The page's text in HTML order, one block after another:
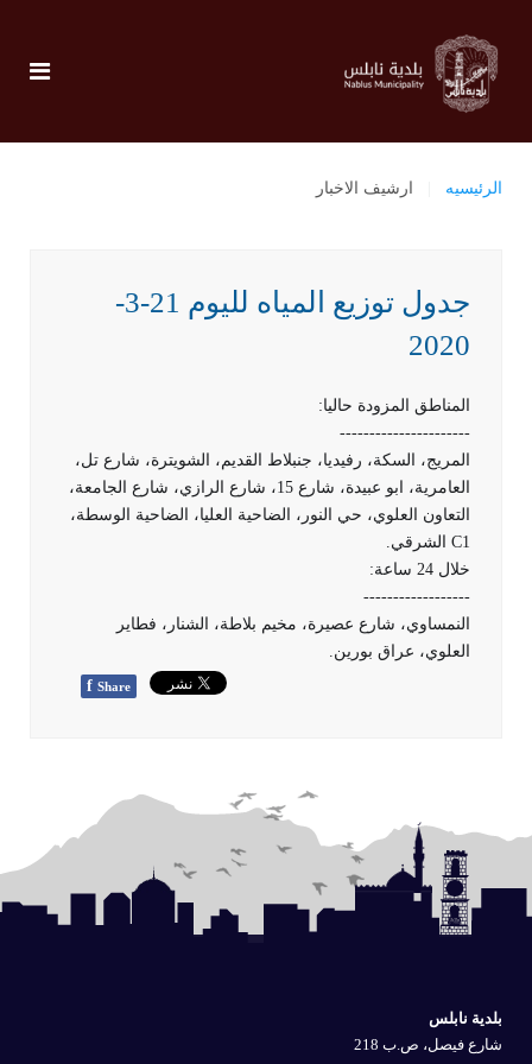
الرئيسيه ارشيف الاخبار
جدول توزيع المياه لليوم 21-3-
2020
المناطق المزودة حاليا:
----------------------
المريج، السكة، رفيديا، جنبلاط القديم، الشويترة، شارع تل،
العامرية، ابو عبيدة، شارع 15، شارع الرازي، شارع الجامعة،
التعاون العلوي، حي النور، الضاحية العليا، الضاحية الوسطة،
C1 الشرقي.
خلال 24 ساعة:
------------------
النمساوي، شارع عصيرة، مخيم بلاطة، الشنار، فطاير
العلوي، عراق بورين.
f Share
بلدية نابلس
شارع فيصل، ص.ب 218